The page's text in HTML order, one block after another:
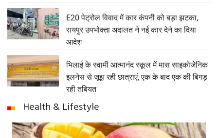
E20 पेट्रोल विवाद में कार कंपनी को बड़ा झटका,
रायपुर उपभोक्ता अदालत ने नई कार देने का दिया
आदेश
भिलाई के स्वामी आत्मानंद स्कूल में मास साइकोजेनिक
इलनेस से जूझ रही छात्राएं, एक के बाद एक की बिगड़
रही तबियत
Health & Lifestyle